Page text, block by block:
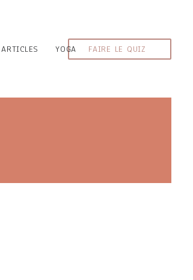
FAIRE LE QUIZ
ARTICLES YOGA